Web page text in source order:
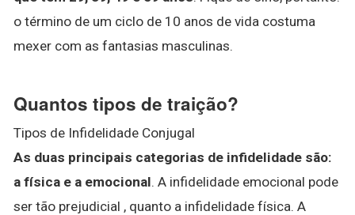
o término de um ciclo de 10 anos de vida costuma
mexer com as fantasias masculinas.
Quantos tipos de traição?
Tipos de Infidelidade Conjugal
As duas principais categorias de infidelidade são:
a física e a emocional. A infidelidade emocional pode
ser tão prejudicial , quanto a infidelidade física. A